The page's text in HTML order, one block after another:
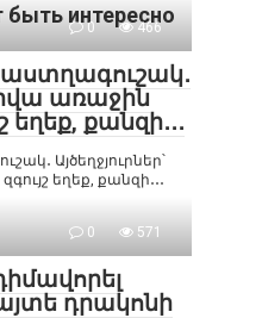
интересно
0 466
առաջին
քանզի․․․
Այծեղջյուրներ՝
եղեք, քանզի․․․
0 571
դրակոնի